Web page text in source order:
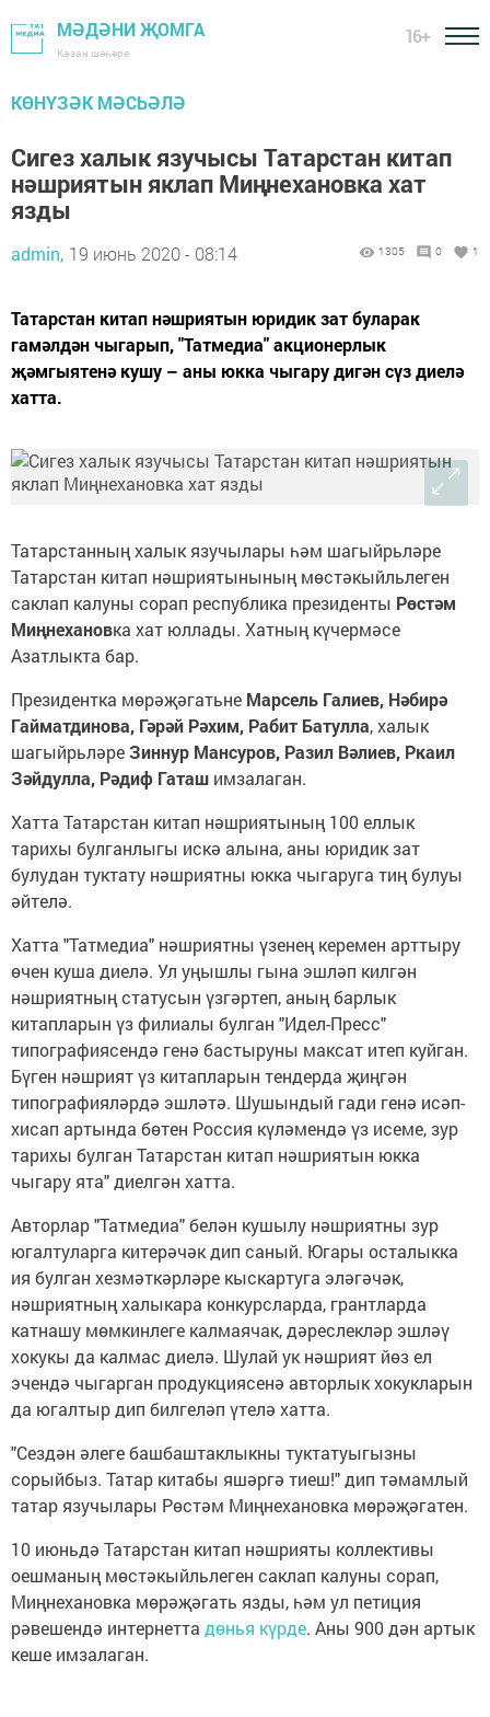
МӘДӘНИ ҖОМГА
Казан шәһәре
16+
КӨНҮЗӘК МӘСЬӘЛӘ
Сигез халык язучысы Татарстан китап
нәшриятын яклап Миңнехановка хат
язды
admin, 19 июнь 2020 - 08:14 1305 0 1
Татарстан китап нәшриятын юридик зат буларак
гамәлдән чыгарып, "Татмедиа" акционерлык
җәмгыятенә кушу – аны юкка чыгару дигән сүз диелә
хатта.
Татарстанның халык язучылары һәм шагыйрьләре
Татарстан китап нәшриятынының мөстәкыйльлеген
саклап калуны сорап республика президенты Рөстәм
Миңнехановка хат юллады. Хатның күчермәсе
Азатлыкта бар.
Президентка мөрәҗәгатьне Марсель Галиев, Нәбирә
Гайматдинова, Гәрәй Рәхим, Рабит Батулла, халык
шагыйрьләреЗиннур Мансуров, Разил Вәлиев, Ркаил
Зәйдулла, Рәдиф Гаташ имзалаган.
Хатта Татарстан китап нәшриятының 100 еллык
тарихы булганлыгы искә алына, аны юридик зат
булудан туктату нәшриятны юкка чыгаруга тиң булуы
әйтелә.
Хатта "Татмедиа" нәшриятны үзенең керемен арттыру
өчен куша диелә. Ул уңышлы гына эшләп килгән
нәшриятның статусын үзгәртеп, аның барлык
китапларын үз филиалы булган "Идел-Пресс"
типографиясендә генә бастыруны максат итеп куйган.
Бүген нәшрият үз китапларын тендерда җиңгән
типографияләрдә эшләтә. Шушындый гади генә исәп-
хисап артында бөтен Россия күләмендә үз исеме, зур
тарихы булган Татарстан китап нәшриятын юкка
чыгару ята" диелгән хатта.
Авторлар "Татмедиа" белән кушылу нәшриятны зур
югалтуларга китерәчәк дип саный. Югары осталыкка
ия булган хезмәткәрләре кыскартуга эләгәчәк,
нәшриятның халыкара конкурсларда, грантларда
катнашу мөмкинлеге калмаячак, дәреслекләр эшләү
хокукы да калмас диелә. Шулай ук нәшрият йөз ел
эчендә чыгарган продукциясенә авторлык хокукларын
да югалтыр дип билгеләп үтелә хатта.
"Сездән әлеге башбаштаклыкны туктатуыгызны
сорыйбыз. Татар китабы яшәргә тиеш!" дип тәмамлый
татар язучылары Рөстәм Миңнехановка мөрәҗәгатен.
10 июньдә Татарстан китап нәшрияты коллективы
оешманың мөстәкыйльлеген саклап калуны сорап,
Миңнехановка мөрәҗәгать язды, һәм ул петиция
рәвешендә интернетта дөнья күрде. Аны 900 дән артык
кеше имзалаган.